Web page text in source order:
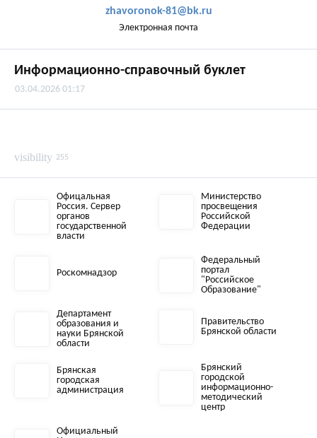
zhavoronok-81@bk.ru
Электронная почта
Информационно-справочный буклет
03.04.2026 01:17
visibility 255
Офицальная
Россия. Сервер
органов
государственной
власти
Министерство
просвещения
Российской
Федерации
Роскомнадзор
Федеральный
портал
"Российское
Образование"
Департамент
образования и
науки Брянской
области
Правительство
Брянской области
Брянская
городская
администрация
Брянский
городской
информационно-
методический
центр
Официальный